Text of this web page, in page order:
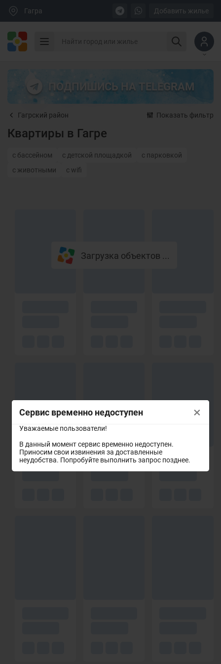
Сервис временно недоступен
Уважаемые пользователи!
В данный момент сервис временно недоступен.
Приносим свои извинения за доставленные
неудобства. Попробуйте выполнить запрос позднее.
×
Гагра Добавить жилье
ПОДПИШИСЬ НА TELEGRAM
Гагрский район Показать фильтр
Квартиры в Гагре
с бассейном с детской площадкой
с парковкой
с животными
с wifi
Загрузка объектов ...